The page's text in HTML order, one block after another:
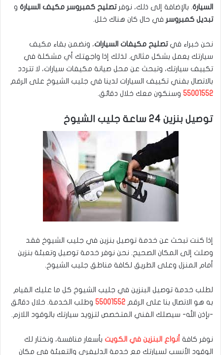
السيارة. بالإضافة إلى ذلك، نوفرتصليح كمبروسر مكيف السيارة و
تبديل كمبروسر في حال كان هناك خلل.
نحن خبراء فيتصليح مكيفات السيارات، ونضمن بقاء مكيف
سيارتك يعمل بشكل مثالي. لذلك إذا واجهتك أي مشكلة في
تكييف سيارتك، وتبحث عن محل صيانة مكيفات سيارات، لا تتردد
بالاتصال بفني تكييف السيارات لدينا في جليب الشيوخ على الرقم
55001552 وسنكون معك خلال دقائق.
توصيل بنزين 24 ساعة جليب الشيوخ
إذا كنت تبحث عن خدمة توصيل بنزين في جليب الشيوخ فقد
وصلت إلى المكان الصحيح. نحن نوفر خدمة توصيل وتعبئة بنزين
أمام المنزل وعلى الطريق لكافة مناطق جليب الشيوخ.
لطلب خدمة توصيل البنزين في جليب الشيوخ كل ما عليك القيام
به هو الاتصال بنا على الرقم 55001552 وطلب الخدمة. خلال دقائق
-بإذن الله- سيصلك الفني المتخصص لتزويد سيارتك بالوقود اللازم.
نوفر كافة أنواع البنزين في الكويت بأسعار منافسة، ونختار لك
الوقود الأنسب لسيارتك مع خدمة الدليفري والتعبئة في مكان